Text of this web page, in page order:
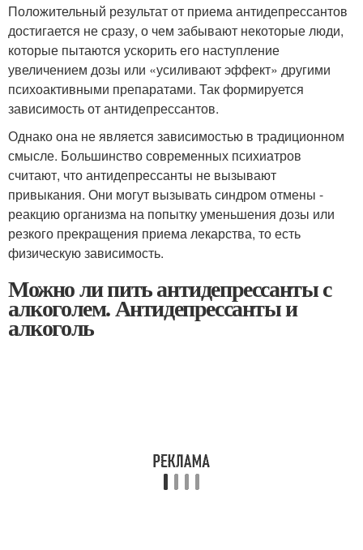
Положительный результат от приема антидепрессантов
достигается не сразу, о чем забывают некоторые люди,
которые пытаются ускорить его наступление
увеличением дозы или «усиливают эффект» другими
психоактивными препаратами. Так формируется
зависимость от антидепрессантов.
Однако она не является зависимостью в традиционном
смысле. Большинство современных психиатров
считают, что антидепрессанты не вызывают
привыкания. Они могут вызывать синдром отмены -
реакцию организма на попытку уменьшения дозы или
резкого прекращения приема лекарства, то есть
физическую зависимость.
Можно ли пить антидепрессанты с
алкоголем. Антидепрессанты и
алкоголь